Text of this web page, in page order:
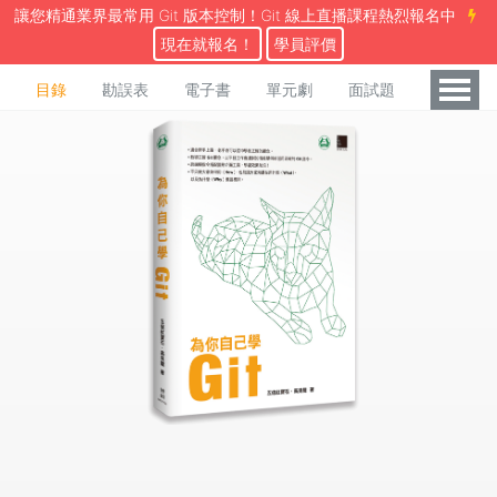
讓您精通業界最常用 Git 版本控制！Git 線上直播課程熱烈報名中
現在就報名！
學員評價
目錄 勘誤表 電子書 單元劇 面試題